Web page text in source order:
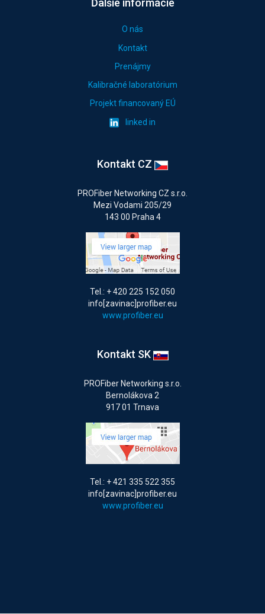
O nás
Kontakt
Prenájmy
Kalibračné laboratórium
Projekt financovaný EÚ
linked in
Kontakt CZ
PROFiber Networking CZ s.r.o.
Mezi Vodami 205/29
143 00 Praha 4
Tel.: + 420 225 152 050
info[zavinac]profiber.eu
www.profiber.eu
Kontakt SK
PROFiber Networking s.r.o.
Bernolákova 2
917 01 Trnava
Tel.: + 421 335 522 355
info[zavinac]profiber.eu
www.profiber.eu